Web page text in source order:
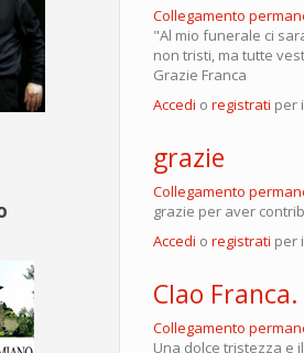
Collegamento
"Al mio funerale ci
non tristi, ma tutte
Grazie Franca
Accedi o registrati per
grazie
Collegamento
grazie per aver
Accedi o registrati per
CIao Franca.
Collegamento
Una dolce tristezza e